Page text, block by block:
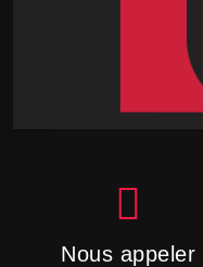

Nous appeler